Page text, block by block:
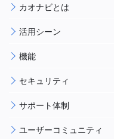
カオナビとは
活用シーン
機能
セキュリティ
サポート体制
ユーザーコミュニティ